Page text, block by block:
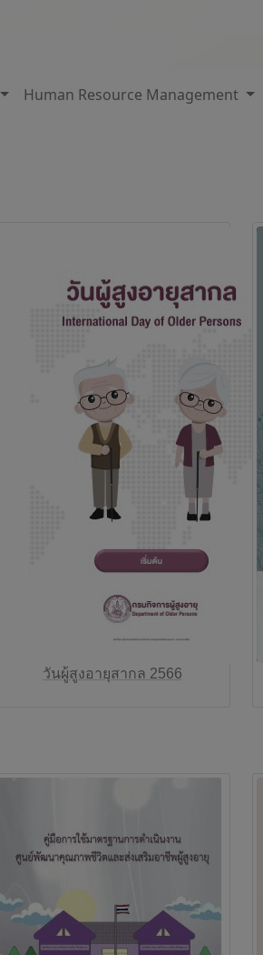
Human Resource Management
วันผู้สูงอายุสากล 2566